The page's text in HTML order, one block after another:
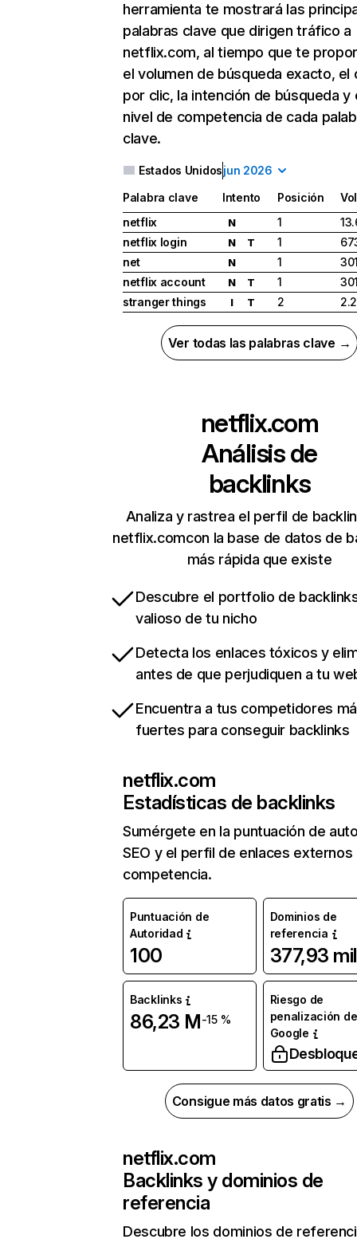
herramienta te mostrará las
palabras clave que dirigen tráfico a
netflix.com, al tiempo que te
el volumen de búsqueda exacto, el
por clic, la intención de búsqueda y
nivel de competencia de cada
clave.
Estados Unidosjun 2026
Palabra clave Intento Posición
netflix
N 1
netflix login
N T 1
net
N 1
netflix account
N T 1
stranger things
I T 2
Ver todas las palabras clave →
netflix.com
Análisis de
backlinks
Analiza y rastrea el perfil de
netflix.comcon la base de datos de
más rápida que existe
Descubre el portfolio de
valioso de tu nicho
Detecta los enlaces tóxicos y
antes de que perjudiquen a tu
Encuentra a tus competidores
fuertes para conseguir backlinks
netflix.com
Estadísticas de backlinks
Sumérgete en la puntuación de
SEO y el perfil de enlaces externos
competencia.
Puntuación de
Autoridad
100
Dominios de
referencia
377,93 mil
Backlinks
86,23 M-15 %
Riesgo de
penalización de
Google
Consigue más datos gratis →
netflix.com
Backlinks y dominios de
referencia
Descubre los dominios de